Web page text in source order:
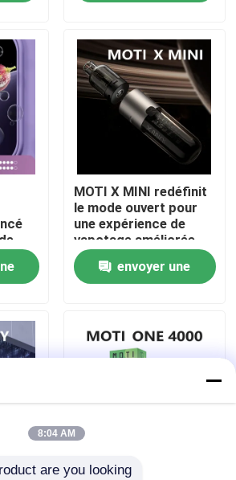
MOTI X MINI redéfinit
le mode ouvert pour
une expérience de
vapotage améliorée
envoyer une
MOTI ONE PODS -
8:04 AM
are you looking